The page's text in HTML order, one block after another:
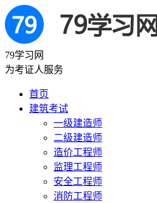
79学习网
为考证人服务
首页
建筑考试
一级建造师
二级建造师
造价工程师
监理工程师
安全工程师
消防工程师